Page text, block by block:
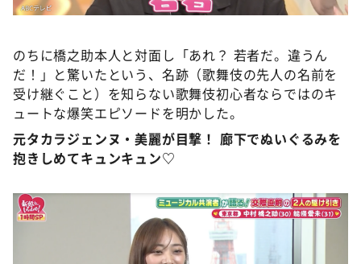
のちに橋之助本人と対面し「あれ？ 若者だ。違うん
だ！」と驚いたという、名跡（歌舞伎の先人の名前を
受け継ぐこと）を知らない歌舞伎初心者ならではのキ
ュートな爆笑エピソードを明かした。
元タカラジェンヌ・美麗が目撃！ 廊下でぬいぐるみを
抱きしめてキュンキュン♡